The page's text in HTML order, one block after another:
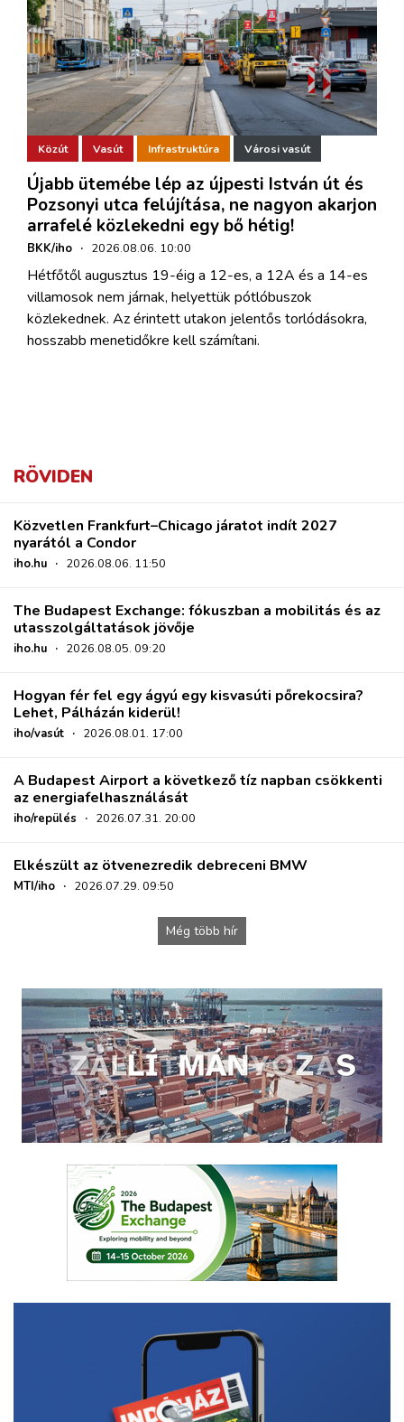
Közút Vasút Infrastruktúra Városi vasút
Újabb ütemébe lép az újpesti István út és
Pozsonyi utca felújítása, ne nagyon akarjon
arrafelé közlekedni egy bő hétig!
BKK/iho · 2026.08.06. 10:00
Hétfőtől augusztus 19-éig a 12-es, a 12A és a 14-es
villamosok nem járnak, helyettük pótlóbuszok
közlekednek. Az érintett utakon jelentős torlódásokra,
hosszabb menetidőkre kell számítani.
RÖVIDEN
Közvetlen Frankfurt–Chicago járatot indít 2027
nyarától a Condor
iho.hu · 2026.08.06. 11:50
The Budapest Exchange: fókuszban a mobilitás és az
utasszolgáltatások jövője
iho.hu · 2026.08.05. 09:20
Hogyan fér fel egy ágyú egy kisvasúti pőrekocsira?
Lehet, Pálházán kiderül!
iho/vasút · 2026.08.01. 17:00
A Budapest Airport a következő tíz napban csökkenti
az energiafelhasználását
iho/repülés · 2026.07.31. 20:00
Elkészült az ötvenezredik debreceni BMW
MTI/iho · 2026.07.29. 09:50
Még több hír